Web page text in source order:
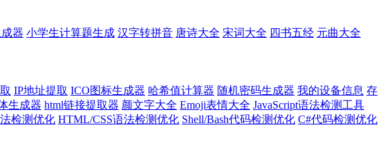
器 小学生计算题生成 汉字转拼音 唐诗大全 宋词大全 四书五经 元曲大全
IP地址提取 ICO图标生成器 哈希值计算器 随机密码生成器 我的设备信息 存
生成器 html链接提取器 颜文字大全 Emoji表情大全 JavaScript语法检测工具
检测优化 HTML/CSS语法检测优化 Shell/Bash代码检测优化 C#代码检测优化